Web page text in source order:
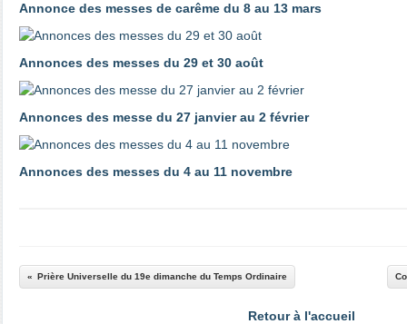
Annonce des messes de carême du 8 au 13 mars
Annonces des messes du 29 et 30 août
Annonces des messe du 27 janvier au 2 février
Annonces des messes du 4 au 11 novembre
Prière Universelle du 19e dimanche du Temps Ordinaire
Retour à l'accueil